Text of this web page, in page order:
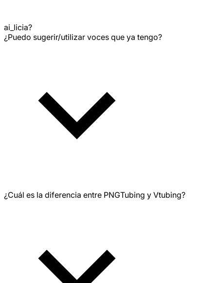
ai_licia?
¿Puedo sugerir/utilizar voces que ya tengo?
¿Cuál es la diferencia entre PNGTubing y Vtubing?